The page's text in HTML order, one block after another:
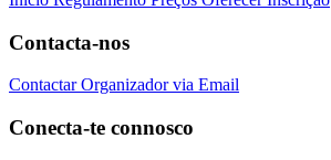
Contacta-nos
Contactar Organizador via Email
Conecta-te connosco